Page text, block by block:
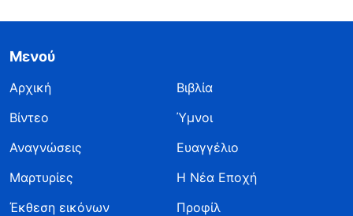
Μενού
Αρχική
Βιβλία
Βίντεο
Ύμνοι
Αναγνώσεις
Ευαγγέλιο
Μαρτυρίες
Η Νέα Εποχή
Έκθεση εικόνων
Προφίλ